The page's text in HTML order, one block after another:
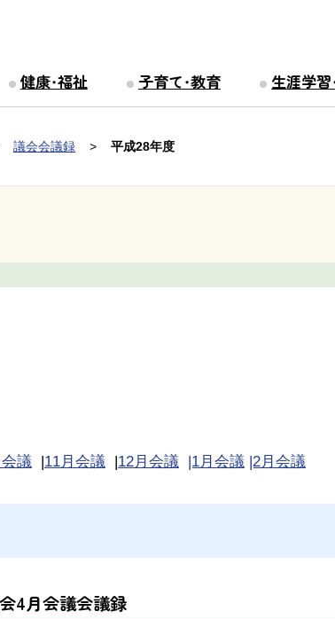
健康・福祉 子育て・教育 生涯学習
議会会議録 平成28年度
議 |11月会議 |12月会議 |1月会議 |2月会議
4月会議会議録